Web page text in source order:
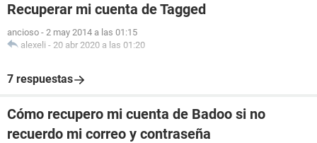
Recuperar mi cuenta de Tagged
ancioso - 2 may 2014 a las 01:15
alexeli - 20 abr 2020 a las 01:20
7 respuestas
Cómo recupero mi cuenta de Badoo si no
recuerdo mi correo y contraseña